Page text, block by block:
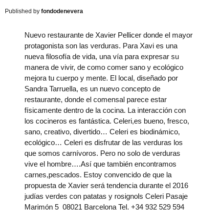
fondodenevera
Nuevo restaurante de Xavier Pellicer donde el mayor
protagonista son las verduras. Para Xavi es una
nueva filosofía de vida, una vía para expresar su
manera de vivir, de como comer sano y ecológico
mejora tu cuerpo y mente. El local, diseñado por
Sandra Tarruella, es un nuevo concepto de
restaurante, donde el comensal parece estar
físicamente dentro de la cocina. La interacción con
los cocineros es fantástica. Celeri,es bueno, fresco,
sano, creativo, divertido… Celeri es biodinámico,
ecológico… Celeri es disfrutar de las verduras los
que somos carnívoros. Pero no solo de verduras
vive el hombre….Así que también encontramos
carnes,pescados. Estoy convencido de que la
propuesta de Xavier será tendencia durante el 2016
judías verdes con patatas y rosignols Celeri Pasaje
Marimón 5 08021 Barcelona Tel. +34 932 529 594